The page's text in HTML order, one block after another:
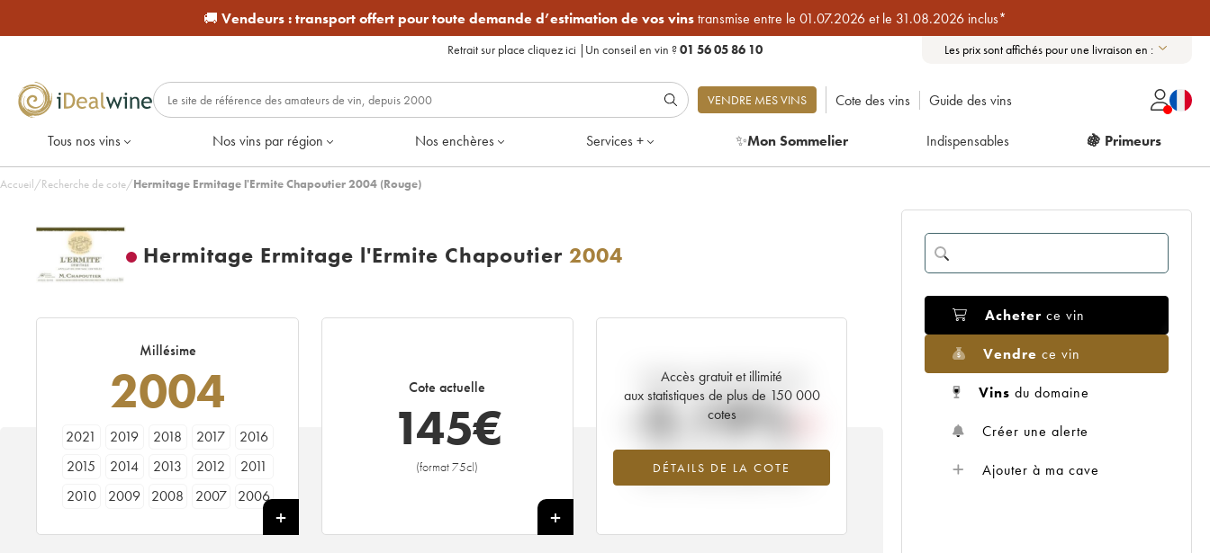
🚚 Vendeurs :transport offert pour toute demande d’estimation de vos vinstransmise entre le 01.07.2026 et le 31.08.2026 inclus*
Retrait sur place cliquez ici | Un conseil en vin ?01 56 05 86 10 Les prix sont affichés pour une livraison en :
VENDRE MES VINS Cote des vins Guide des vins
Tous nos vins Nos vins par région Nos enchères Services + ✨Mon Sommelier Indispensables 🍇 Primeurs
Accueil/Recherche de cote/Hermitage Ermitage l'Ermite Chapoutier 2004 (Rouge)
Hermitage Ermitage l'Ermite Chapoutier 2004
Millésime
2004
2021 2019 2018 2017
2016
2015
2014 2013 2012
2011
2010
2009 2008 2007
2006
Cote actuelle
145€
(format 75cl)
+
Accès gratuit et illimité
aux statistiques de plus de 150 000
cotes
DÉTAILS DE LA COTE
Tendance actuelle de la cote
-3.19%
Tendance à la baisse du millésime
2004 en 2026 par rapport à 2025
Acheter ce vin
Vendre ce vin
Vins du domaine
Créer une alerte
Ajouter à ma cave